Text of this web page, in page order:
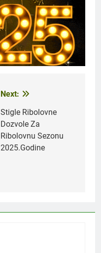
Next:
Stigle Ribolovne
Dozvole Za
Ribolovnu Sezonu
2025.Godine